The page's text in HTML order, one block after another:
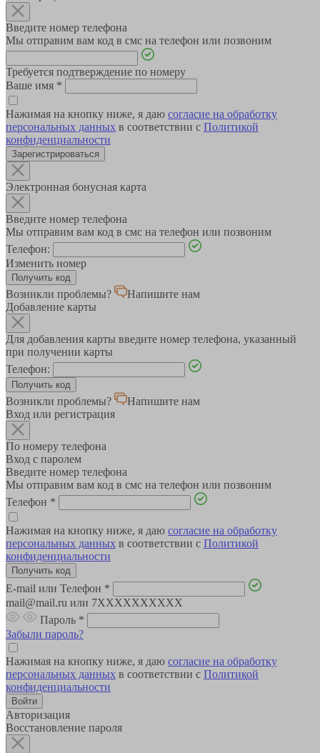
Введите номер телефона
Мы отправим вам код в смс на телефон или позвоним
Требуется подтверждение по номеру
Ваше имя *
Нажимая на кнопку ниже, я даю согласие на обработку
персональных данных в соответствии с Политикой
конфиденциальности
Зарегистрироваться
Электронная бонусная карта
Введите номер телефона
Мы отправим вам код в смс на телефон или позвоним
Телефон:
Изменить номер
Возникли проблемы?
Напишите нам
Добавление карты
Для добавления карты введите номер телефона, указанный
при получении карты
Телефон:
Возникли проблемы?
Напишите нам
Вход или регистрация
По номеру телефона
Вход с паролем
Введите номер телефона
Мы отправим вам код в смс на телефон или позвоним
Телефон *
Нажимая на кнопку ниже, я даю согласие на обработку
персональных данных в соответствии с Политикой
конфиденциальности
E-mail или Телефон *
mail@mail.ru или 7XXXXXXXXXX
Пароль *
Забыли пароль?
Нажимая на кнопку ниже, я даю согласие на обработку
персональных данных в соответствии с Политикой
конфиденциальности
Авторизация
Восстановление пароля